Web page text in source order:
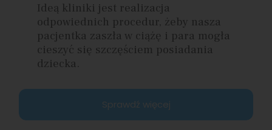
Ideą kliniki jest realizacja
odpowiednich procedur, żeby nasza
pacjentka zaszła w ciążę i para mogła
cieszyć się szczęściem posiadania
dziecka.
Sprawdź więcej